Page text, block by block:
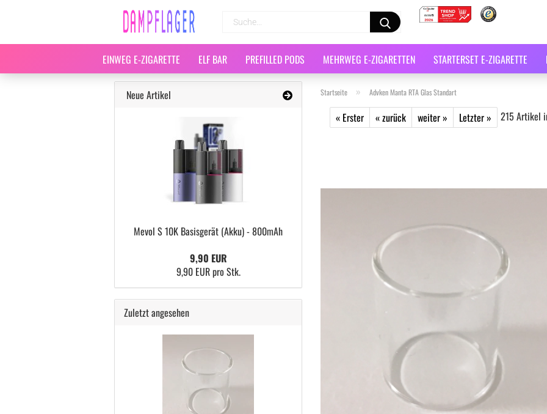
EINWEG E-ZIGARETTE ELF BAR PREFILLED PODS MEHRWEG E-ZIGARETTEN STARTERSET E-ZIGARETTE
Startseite » Advken Manta RTA Glas Standart
« Erster « zurück weiter » Letzter » 215 Artikel
Neue Artikel
Mevol S 10K Basisgerät (Akku) - 800mAh
9,90 EUR
9,90 EUR pro Stk.
Zuletzt angesehen